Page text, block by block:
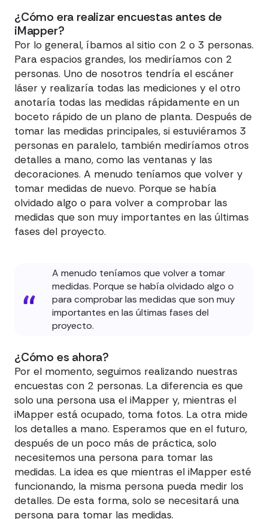
¿Cómo era realizar encuestas antes de
iMapper?
Por lo general, íbamos al sitio con 2 o 3 personas.
Para espacios grandes, los mediríamos con 2
personas. Uno de nosotros tendría el escáner
láser y realizaría todas las mediciones y el otro
anotaría todas las medidas rápidamente en un
boceto rápido de un plano de planta. Después de
tomar las medidas principales, si estuviéramos 3
personas en paralelo, también mediríamos otros
detalles a mano, como las ventanas y las
decoraciones. A menudo teníamos que volver y
tomar medidas de nuevo. Porque se había
olvidado algo o para volver a comprobar las
medidas que son muy importantes en las últimas
fases del proyecto.
A menudo teníamos que volver a tomar
medidas. Porque se había olvidado algo o
para comprobar las medidas que son muy
importantes en las últimas fases del
proyecto.
¿Cómo es ahora?
Por el momento, seguimos realizando nuestras
encuestas con 2 personas. La diferencia es que
solo una persona usa el iMapper y, mientras el
iMapper está ocupado, toma fotos. La otra mide
los detalles a mano. Esperamos que en el futuro,
después de un poco más de práctica, solo
necesitemos una persona para tomar las
medidas. La idea es que mientras el iMapper esté
funcionando, la misma persona pueda medir los
detalles. De esta forma, solo se necesitará una
persona para tomar las medidas.